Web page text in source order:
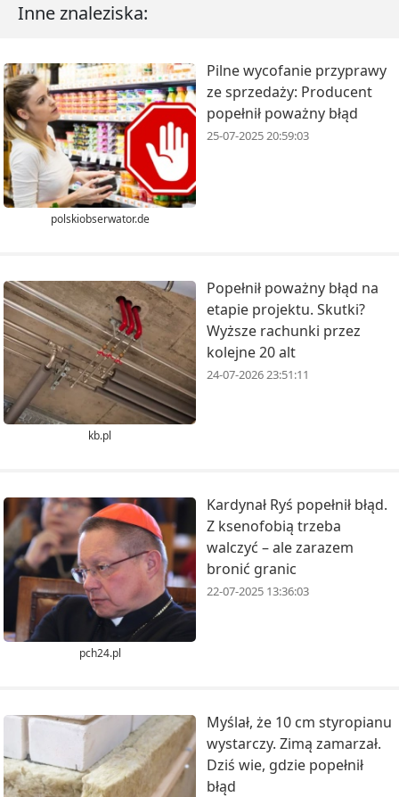
Inne znaleziska:
polskiobserwator.de
Pilne wycofanie przyprawy
ze sprzedaży: Producent
popełnił poważny błąd
25-07-2025 20:59:03
kb.pl
Popełnił poważny błąd na
etapie projektu. Skutki?
Wyższe rachunki przez
kolejne 20 alt
24-07-2026 23:51:11
pch24.pl
Kardynał Ryś popełnił błąd.
Z ksenofobią trzeba
walczyć – ale zarazem
bronić granic
22-07-2025 13:36:03
Myślał, że 10 cm styropianu
wystarczy. Zimą zamarzał.
Dziś wie, gdzie popełnił
błąd